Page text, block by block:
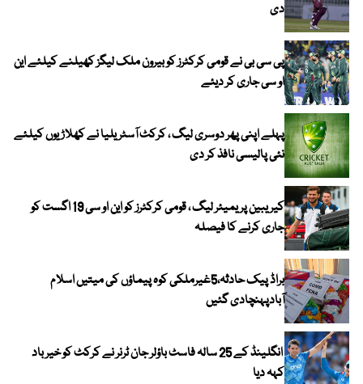
دی
پی سی بی نے قومی کرکٹرز کو بیرون ملک لیگز کھیلنے کیلئے این
او سی جاری کر دیئے
پہلے اپنی پھر دوسری لیگ ، کرکٹ آسٹریلیا نے کھلاڑیوں کیلئے
نئی پالیسی نافذ کر دی
کیریبین پریمیئر لیگ ، قومی کرکٹرز کو این او سی 19 اگست کو
جاری کرنے کا فیصلہ
براڈ پیک حادثہ،5غیرملکی کوہ پیماؤں کی میتیں اسلام
آبادپہنچادی گئیں
انگلینڈ کے 25 سالہ فاسٹ باؤلر جان ٹرنر نے کرکٹ کو خیر باد
کہہ دیا